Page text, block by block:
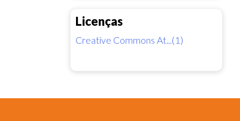
Licenças
Creative Commons At...(1)